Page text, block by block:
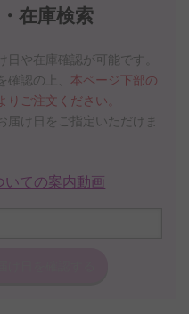
在庫検索
や在庫確認が可能です。
確認の上、 本ページ下部の
りご注文ください。
け日をご指定いただけま
いての案内動画